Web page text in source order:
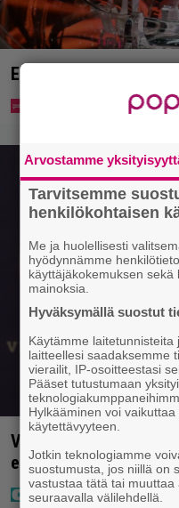
Eurojackpotista 80
Vappu Pimiästä tuli
edes riitä, näin se
Arvostamme
Tarvitsemme
henkilökohtaisen
Me ja huolellisesti
hyödynnämme
käyttäjäkokemuksen
mainoksia.
Hyväksymällä suostut
Käytämme
laitteellesi saadaksemme
vierailit, IP-osoitteestasi
Pääset tutustumaan
Hylkääminen voi
käytettävyyteen.
Jotkin teknologiamme
suostumusta, jos niillä on
vastustaa tätä tai
seuraavalla välilehdellä.